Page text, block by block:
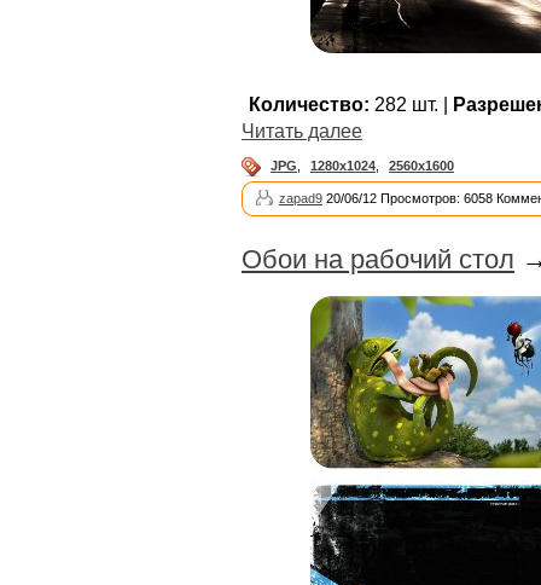
Количество: 282 шт. |
Читать далее
JPG 1280x1024 2560x1600
zapad9 20/06/12 Просмотров: 6058
Обои на рабочий стол